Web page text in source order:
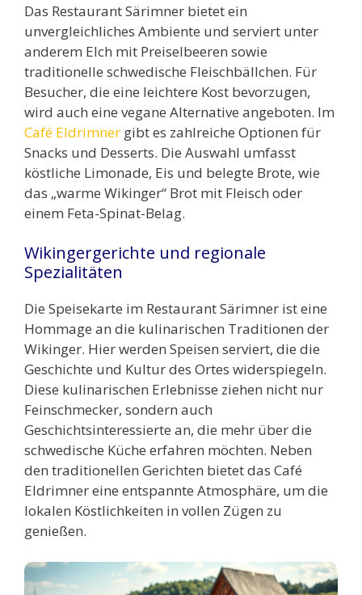
Das Restaurant Särimner bietet ein
unvergleichliches Ambiente und serviert unter
anderem Elch mit Preiselbeeren sowie
traditionelle schwedische Fleischbällchen. Für
Besucher, die eine leichtere Kost bevorzugen,
wird auch eine vegane Alternative angeboten. Im
Café Eldrimner gibt es zahlreiche Optionen für
Snacks und Desserts. Die Auswahl umfasst
köstliche Limonade, Eis und belegte Brote, wie
das „warme Wikinger“ Brot mit Fleisch oder
einem Feta-Spinat-Belag.
Wikingergerichte und regionale
Spezialitäten
Die Speisekarte im Restaurant Särimner ist eine
Hommage an die kulinarischen Traditionen der
Wikinger. Hier werden Speisen serviert, die die
Geschichte und Kultur des Ortes widerspiegeln.
Diese kulinarischen Erlebnisse ziehen nicht nur
Feinschmecker, sondern auch
Geschichtsinteressierte an, die mehr über die
schwedische Küche erfahren möchten. Neben
den traditionellen Gerichten bietet das Café
Eldrimner eine entspannte Atmosphäre, um die
lokalen Köstlichkeiten in vollen Zügen zu
genießen.